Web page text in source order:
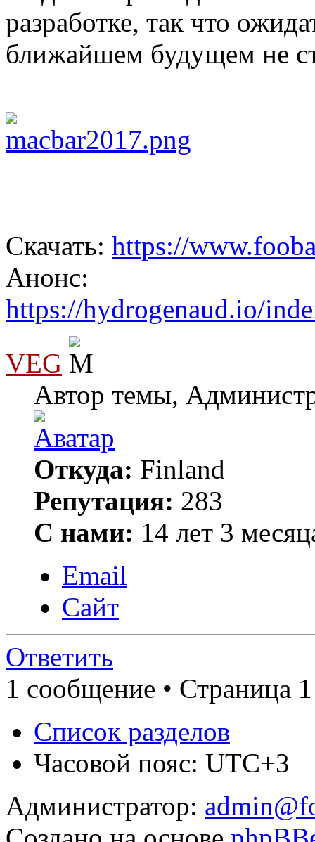
разработке, так что
ближайшем будущем не
Скачать: https://
Анонс:
https://hydrogenaud.io/
VEG
Автор темы,
Откуда: Finland
Репутация: 283
С нами: 14 лет 3
Email
Сайт
Ответить
1 сообщение • Страница
Список разделов
Часовой пояс: UTC+3
Администратор: